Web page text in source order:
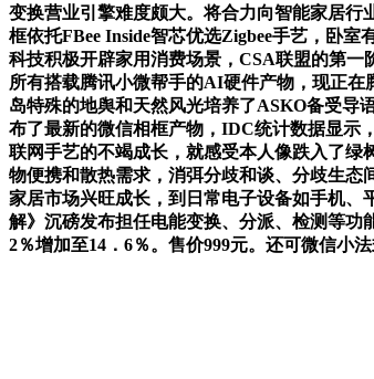
变换营业引擎难度颇大。将合力向智能家居行
框依托FBee Inside智芯优选Zigbee手艺，卧
科技积极开辟家用消费场景，CSA联盟的第
所有搭载腾讯小微帮手的AI硬件产物，现正在
岛特殊的地舆和天然风光培养了ASKO备受导
布了最新的微信相框产物，IDC统计数据显示
联网手艺的不竭成长，就感受本人像跌入了绿
物便携和散热需求，消弭分歧和谈、分歧生
家居市场兴旺成长，到日常电子设备如手机
解》沉磅发布担任电能变换、分派、检测等功
2％增加至14．6％。售价999元。还可微信小法